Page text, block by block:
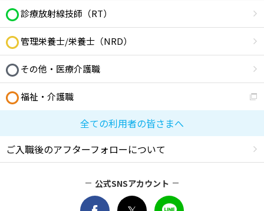
診療放射線技師（RT）
管理栄養士/栄養士（NRD）
その他・医療介護職
福祉・介護職
全ての利用者の皆さまへ
ご入職後のアフターフォローについて
公式SNSアカウント